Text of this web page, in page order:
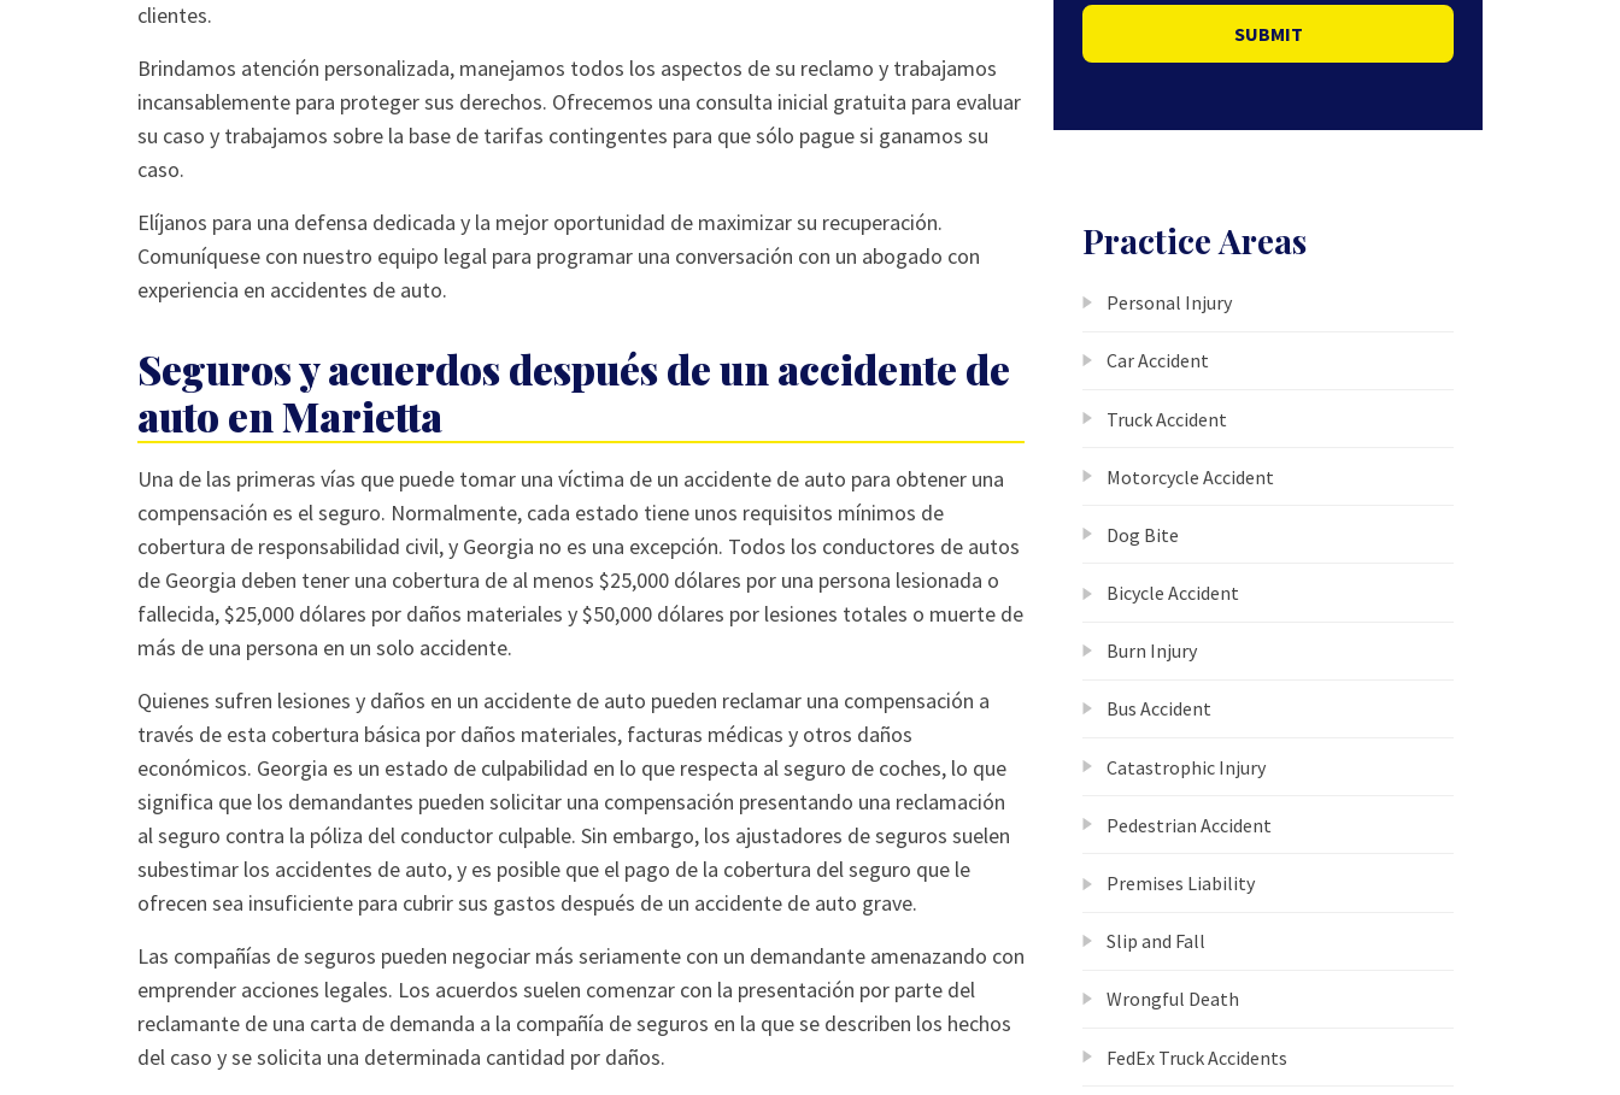
clientes.
Brindamos atención personalizada, manejamos todos los aspectos de su reclamo y trabajamos
incansablemente para proteger sus derechos. Ofrecemos una consulta inicial gratuita para evaluar
su caso y trabajamos sobre la base de tarifas contingentes para que sólo pague si ganamos su
caso.
Elíjanos para una defensa dedicada y la mejor oportunidad de maximizar su recuperación.
Comuníquese con nuestro equipo legal para programar una conversación con un abogado con
experiencia en accidentes de auto.
Seguros y acuerdos después de un accidente de
auto en Marietta
Una de las primeras vías que puede tomar una víctima de un accidente de auto para obtener una
compensación es el seguro. Normalmente, cada estado tiene unos requisitos mínimos de
cobertura de responsabilidad civil, y Georgia no es una excepción. Todos los conductores de autos
de Georgia deben tener una cobertura de al menos $25,000 dólares por una persona lesionada o
fallecida, $25,000 dólares por daños materiales y $50,000 dólares por lesiones totales o muerte de
más de una persona en un solo accidente.
Quienes sufren lesiones y daños en un accidente de auto pueden reclamar una compensación a
través de esta cobertura básica por daños materiales, facturas médicas y otros daños
económicos. Georgia es un estado de culpabilidad en lo que respecta al seguro de coches, lo que
significa que los demandantes pueden solicitar una compensación presentando una reclamación
al seguro contra la póliza del conductor culpable. Sin embargo, los ajustadores de seguros suelen
subestimar los accidentes de auto, y es posible que el pago de la cobertura del seguro que le
ofrecen sea insuficiente para cubrir sus gastos después de un accidente de auto grave.
Las compañías de seguros pueden negociar más seriamente con un demandante amenazando con
emprender acciones legales. Los acuerdos suelen comenzar con la presentación por parte del
reclamante de una carta de demanda a la compañía de seguros en la que se describen los hechos
del caso y se solicita una determinada cantidad por daños.
SUBMIT
Practice Areas
Personal Injury
Car Accident
Truck Accident
Motorcycle Accident
Dog Bite
Bicycle Accident
Burn Injury
Bus Accident
Catastrophic Injury
Pedestrian Accident
Premises Liability
Slip and Fall
Wrongful Death
FedEx Truck Accidents